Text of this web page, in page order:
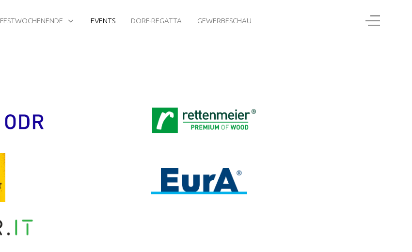
FESTWOCHENENDE EVENTS DORF-REGATTA GEWERBESCHAU Off-Canvas
MACHT MIT!